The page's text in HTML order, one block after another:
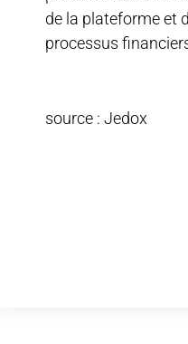
de la plateforme et
processus
source : Jedox